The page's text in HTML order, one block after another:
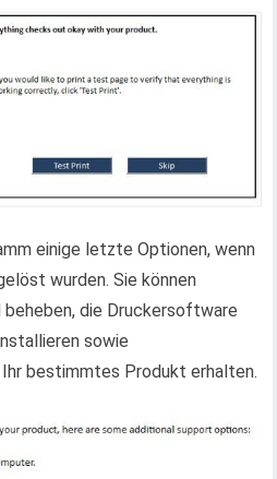
einige letzte Optionen, wenn
wurden. Sie können
die Druckersoftware
sowie
bestimmtes Produkt erhalten.